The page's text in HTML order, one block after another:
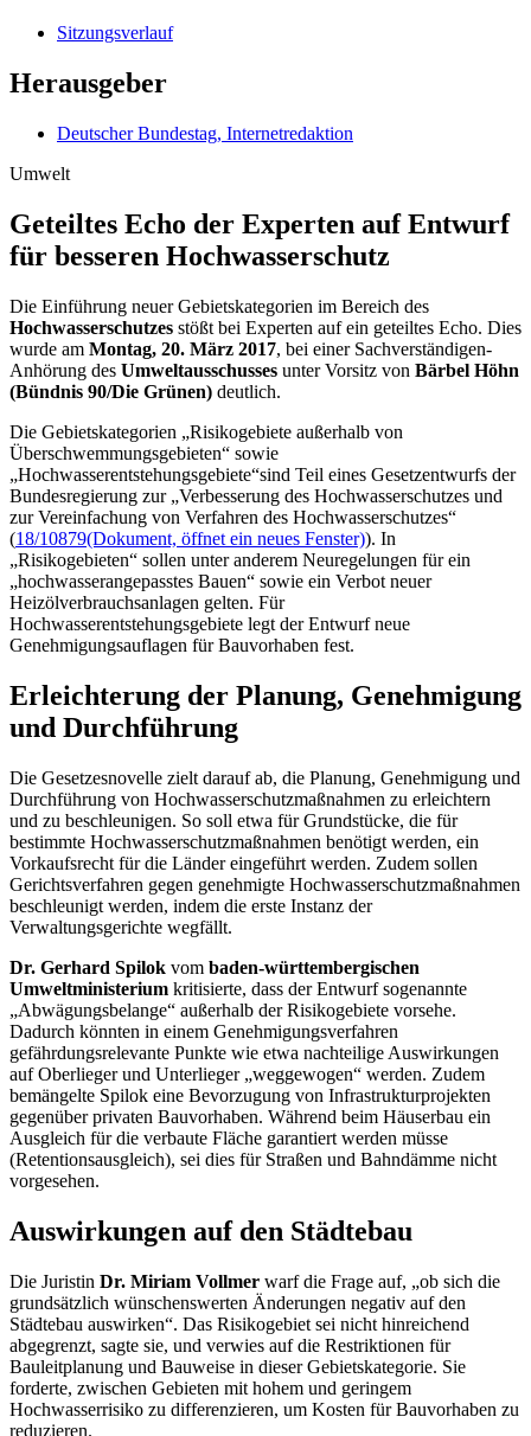
Sitzungsverlauf
Herausgeber
Deutscher Bundestag, Internetredaktion
Umwelt
Geteiltes Echo der Exper­ten auf Entwurf
für bes­seren Hochwasser­schutz
Die Einführung neuer Gebietskategorien im Bereich des
Hochwasserschutzes stößt bei Experten auf ein geteiltes Echo. Dies
wurde am Montag, 20. März 2017, bei einer Sachverständigen-
Anhörung des Umweltausschusses unter Vorsitz von Bärbel Höhn
(Bündnis 90/Die Grünen) deutlich.
Die Gebietskategorien „Risikogebiete außerhalb von
Überschwemmungsgebieten“ sowie
„Hochwasserentstehungsgebiete“sind Teil eines Gesetzentwurfs der
Bundesregierung zur „Verbesserung des Hochwasserschutzes und
zur Vereinfachung von Verfahren des Hochwasserschutzes“
(18/10879(Dokument, öffnet ein neues Fenster)). In
„Risikogebieten“ sollen unter anderem Neuregelungen für ein
„hochwasserangepasstes Bauen“ sowie ein Verbot neuer
Heizölverbrauchsanlagen gelten. Für
Hochwasserentstehungsgebiete legt der Entwurf neue
Genehmigungsauflagen für Bauvorhaben fest.
Erleichterung der Planung, Genehmigung
und Durchführung
Die Gesetzesnovelle zielt darauf ab, die Planung, Genehmigung und
Durchführung von Hochwasserschutzmaßnahmen zu erleichtern
und zu beschleunigen. So soll etwa für Grundstücke, die für
bestimmte Hochwasserschutzmaßnahmen benötigt werden, ein
Vorkaufsrecht für die Länder eingeführt werden. Zudem sollen
Gerichtsverfahren gegen genehmigte Hochwasserschutzmaßnahmen
beschleunigt werden, indem die erste Instanz der
Verwaltungsgerichte wegfällt.
Dr. Gerhard Spilok vom baden-württembergischen
Umweltministerium kritisierte, dass der Entwurf sogenannte
„Abwägungsbelange“ außerhalb der Risikogebiete vorsehe.
Dadurch könnten in einem Genehmigungsverfahren
gefährdungsrelevante Punkte wie etwa nachteilige Auswirkungen
auf Oberlieger und Unterlieger „weggewogen“ werden. Zudem
bemängelte Spilok eine Bevorzugung von Infrastrukturprojekten
gegenüber privaten Bauvorhaben. Während beim Häuserbau ein
Ausgleich für die verbaute Fläche garantiert werden müsse
(Retentionsausgleich), sei dies für Straßen und Bahndämme nicht
vorgesehen.
Auswirkungen auf den Städtebau
Die Juristin Dr. Miriam Vollmer warf die Frage auf, „ob sich die
grundsätzlich wünschenswerten Änderungen negativ auf den
Städtebau auswirken“. Das Risikogebiet sei nicht hinreichend
abgegrenzt, sagte sie, und verwies auf die Restriktionen für
Bauleitplanung und Bauweise in dieser Gebietskategorie. Sie
forderte, zwischen Gebieten mit hohem und geringem
Hochwasserrisiko zu differenzieren, um Kosten für Bauvorhaben zu
reduzieren.